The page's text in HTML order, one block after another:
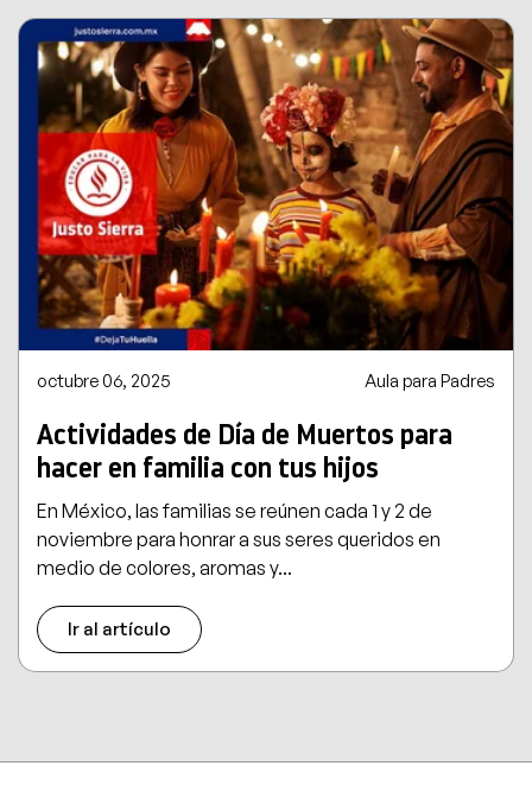
octubre 06, 2025 Aula para Padres
Actividades de Día de Muertos para
hacer en familia con tus hijos
En México, las familias se reúnen cada 1 y 2 de
noviembre para honrar a sus seres queridos en
medio de colores, aromas y...
Ir al artículo